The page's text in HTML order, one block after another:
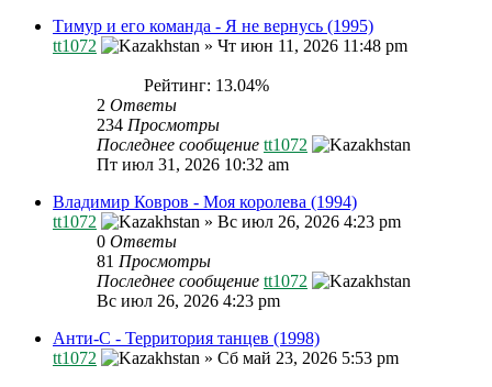
Тимур и его команда - Я не вернусь (1995)
tt1072
» Чт июн 11, 2026 11:48 pm
Рейтинг: 13.04%
2 Ответы
234 Просмотры
Последнее сообщение tt1072
Пт июл 31, 2026 10:32 am
Владимир Ковров - Моя королева (1994)
tt1072
» Вс июл 26, 2026 4:23 pm
0 Ответы
81 Просмотры
Последнее сообщение tt1072
Вс июл 26, 2026 4:23 pm
Анти-С - Территория танцев (1998)
tt1072
» Сб май 23, 2026 5:53 pm